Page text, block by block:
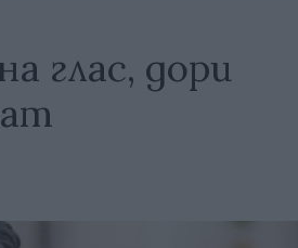
глас, дори